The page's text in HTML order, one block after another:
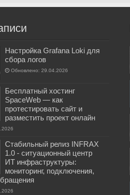
Настройка Grafana Loki для
сбора логов
Обновлено: 29.04.2026
Бесплатный хостинг
SpaceWeb — как
протестировать сайт и
разместить проект онлайн
Стабильный релиз INFRAX
1.0 - ситуационный центр
ИТ инфраструктуры:
мониторинг, подключения,